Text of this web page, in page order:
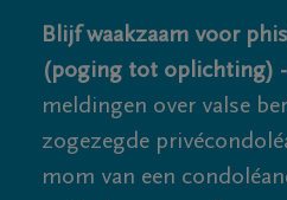
Blijf waakzaam voor
(poging tot oplichting) -
meldingen over valse
zogezegde
mom van een